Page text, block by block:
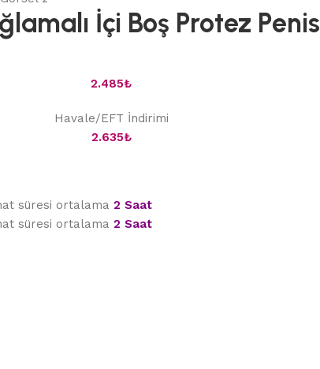
İçi Boş Protez Penis
2.485₺
Havale/EFT İndirimi
2.635₺
süresi ortalama 2 Saat
süresi ortalama 2 Saat